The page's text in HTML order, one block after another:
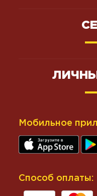
Мобильное
Способ оплаты: